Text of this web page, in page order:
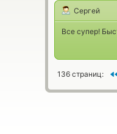
Сергей
Все супер!
136 страниц: